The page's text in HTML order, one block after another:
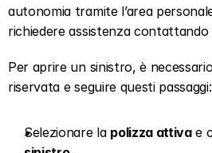
autonomia tramite l’area
richiedere assistenza contattando
Per aprire un sinistro, è
riservata e seguire questi passaggi:
Selezionare la polizza attiva e